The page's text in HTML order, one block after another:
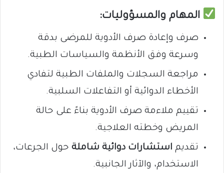
المهام والمسؤوليات:
صرف وإعادة صرف الأدوية للمرضى بدقة
وسرعة وفق الأنظمة والسياسات الطبية.
مراجعة السجلات والملفات الطبية لتفادي
الأخطاء الدوائية أو التفاعلات السلبية.
تقييم ملاءمة صرف الأدوية بناءً على حالة
المريض وخطته العلاجية.
تقديم استشارات دوائية شاملة حول الجرعات،
الاستخدام، والآثار الجانبية.